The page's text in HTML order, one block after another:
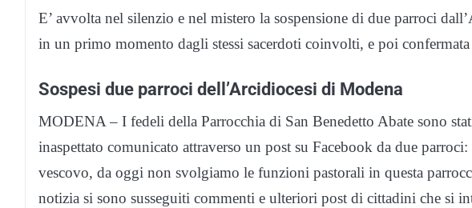
E’ avvolta nel silenzio e nel mistero la sospensione di due parroci
in un primo momento dagli stessi sacerdoti coinvolti, e poi
Sospesi due parroci dell’Arcidiocesi di Modena
MODENA – I fedeli della Parrocchia di San Benedetto Abate sono
inaspettato comunicato attraverso un post su Facebook da due
vescovo, da oggi non svolgiamo le funzioni pastorali in questa
notizia si sono susseguiti commenti e ulteriori post di cittadini che si